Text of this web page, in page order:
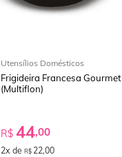
Utensílios Domésticos
Frigideira Francesa Gourmet
(Multiflon)
R$ 44,00
2x de R$ 22,00